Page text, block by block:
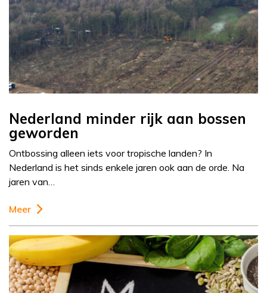
Nederland minder rijk aan bossen
geworden
Ontbossing alleen iets voor tropische landen? In
Nederland is het sinds enkele jaren ook aan de orde. Na
jaren van…
Meer